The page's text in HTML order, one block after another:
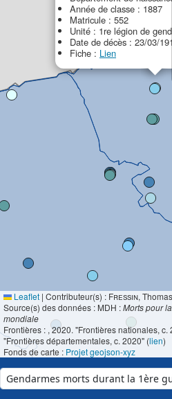
Année de classe : 1887
Matricule : 552
Unité : 1re légion de
Date de décès : 23/03/
Fiche : Lien
Leaflet | Contributeur(s) : Fressin, Thomas
Source(s) des données : MDH :Morts pour
mondiale
Frontières : , 2020. "Frontières nationales, c.
"Frontières départementales, c. 2020" (lien)
Fonds de carte : Projet geojson-xyz